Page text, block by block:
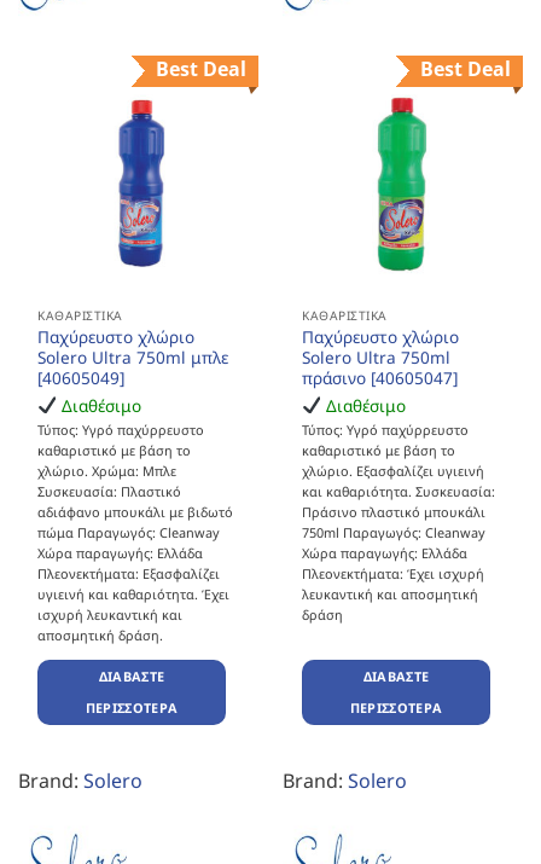
Best Deal
ΚΑΘΑΡΙΣΤΙΚΆ
Παχύρευστο χλώριο
Solero Ultra 750ml μπλε
[40605049]
Διαθέσιμο
Τύπος: Υγρό παχύρρευστο
καθαριστικό με βάση το
χλώριο. Χρώμα: Μπλε
Συσκευασία: Πλαστικό
αδιάφανο μπουκάλι με βιδωτό
πώμα Παραγωγός: Cleanway
Χώρα παραγωγής: Ελλάδα
Πλεονεκτήματα: Εξασφαλίζει
υγιεινή και καθαριότητα. Έχει
ισχυρή λευκαντική και
αποσμητική δράση.
ΔΙΑΒΆΣΤΕ
ΠΕΡΙΣΣΌΤΕΡΑ
Brand: Solero
Best Deal
ΚΑΘΑΡΙΣΤΙΚΆ
Παχύρευστο χλώριο
Solero Ultra 750ml
πράσινο [40605047]
Διαθέσιμο
Τύπος: Υγρό παχύρρευστο
καθαριστικό με βάση το
χλώριο. Εξασφαλίζει υγιεινή
και καθαριότητα. Συσκευασία:
Πράσινο πλαστικό μπουκάλι
750ml Παραγωγός: Cleanway
Χώρα παραγωγής: Ελλάδα
Πλεονεκτήματα: Έχει ισχυρή
λευκαντική και αποσμητική
δράση
ΔΙΑΒΆΣΤΕ
ΠΕΡΙΣΣΌΤΕΡΑ
Brand: Solero